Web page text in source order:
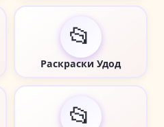
📂
Раскраски Удод
📂